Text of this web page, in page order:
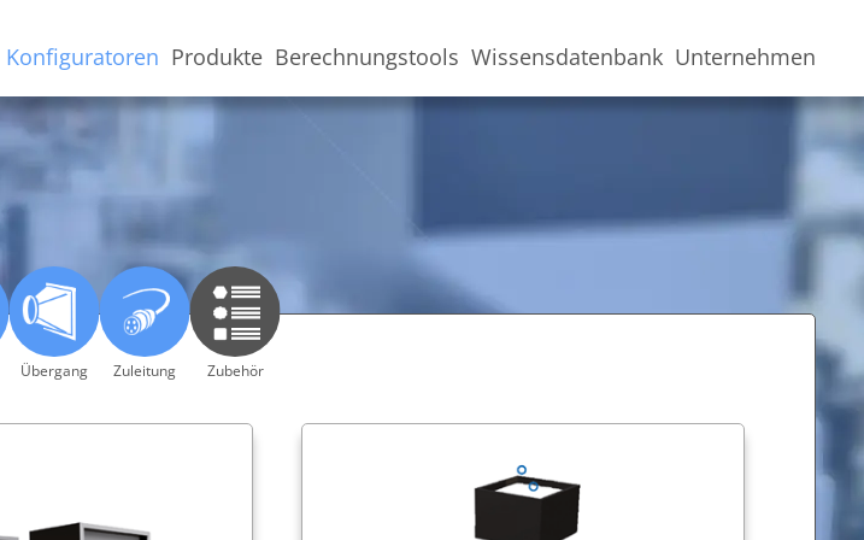
Konfiguratoren Produkte Berechnungstools Wissensdatenbank Unternehmen
Übergang Zuleitung Zubehör